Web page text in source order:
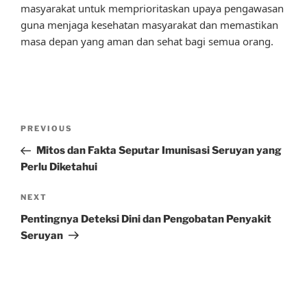
masyarakat untuk memprioritaskan upaya pengawasan
guna menjaga kesehatan masyarakat dan memastikan
masa depan yang aman dan sehat bagi semua orang.
Previous
Post
PREVIOUS
Mitos dan Fakta Seputar Imunisasi Seruyan yang
Perlu Diketahui
Next
Post
NEXT
Pentingnya Deteksi Dini dan Pengobatan Penyakit
Seruyan